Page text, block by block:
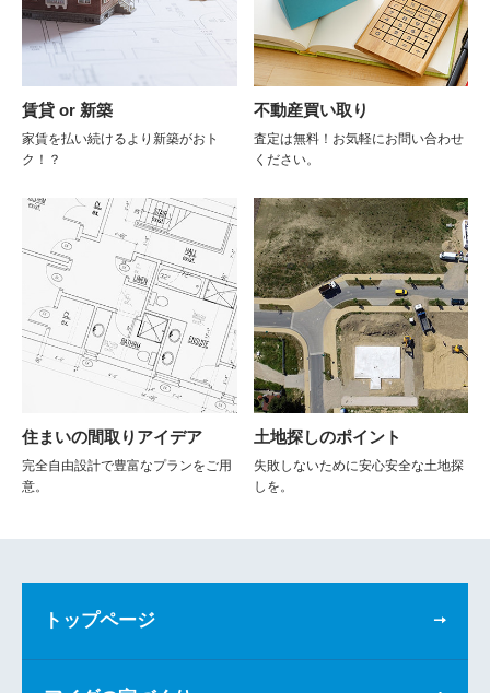
賃貸 or 新築
家賃を払い続けるより新築がおト
ク！？
不動産買い取り
査定は無料！お気軽にお問い合わせ
ください。
住まいの間取りアイデア
完全自由設計で豊富なプランをご用
意。
土地探しのポイント
失敗しないために安心安全な土地探
しを。
トップページ